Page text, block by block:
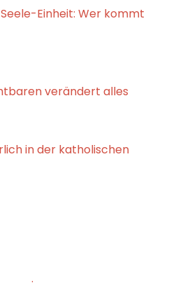
Einheit: Wer kommt
verändert alles
in der katholischen